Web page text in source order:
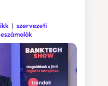
szervezeti